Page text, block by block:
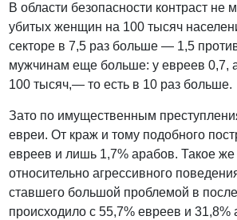
В области безопасности контраст не
убитых женщин на 100 тысяч
секторе в 7,5 раз больше — 1,5
мужчинам еще больше: у евреев 0,7,
100 тысяч,— то есть в 10 раз больше.
Зато по имущественным
евреи. От краж и тому подобного
евреев и лишь 1,7% арабов. Такое
относительно агрессивного
ставшего большой проблемой в
происходило с 55,7% евреев и 31,8%